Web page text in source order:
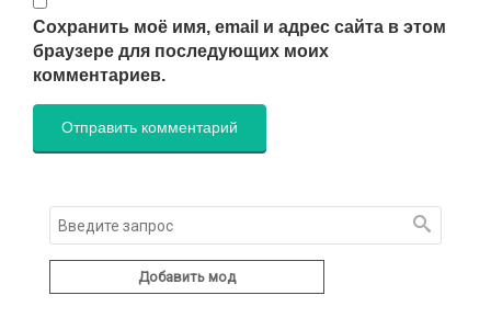
Сохранить моё имя, email и адрес сайта в этом
браузере для последующих моих
комментариев.
Добавить мод